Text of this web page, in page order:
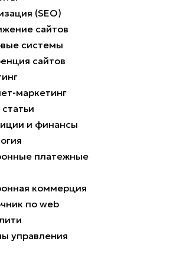
(SEO)
сайтов
системы
сайтов
маркетинг
и финансы
платежные
коммерция
по web
управления